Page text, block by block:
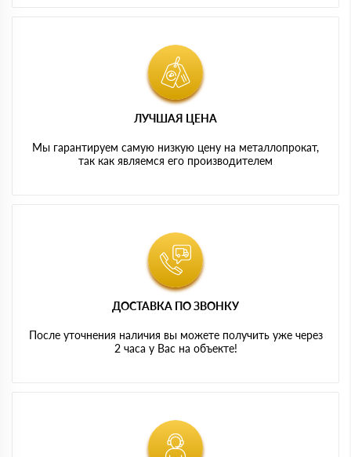
ЛУЧШАЯ ЦЕНА
Мы гарантируем самую низкую цену на металлопрокат,
так как являемся его производителем
ДОСТАВКА ПО ЗВОНКУ
После уточнения наличия вы можете получить уже через
2 часа у Вас на объекте!